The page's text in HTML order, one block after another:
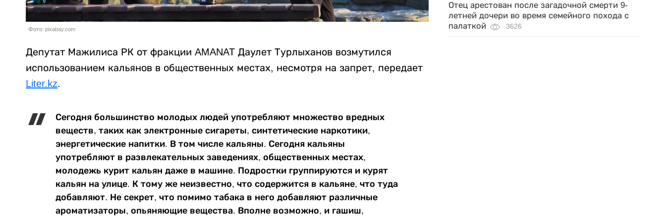
Фото: pixabay.com
Депутат Мажилиса РК от фракции AMANAT Даулет Турлыханов возмутился
использованием кальянов в общественных местах, несмотря на запрет, передает
Liter.kz.
Сегодня большинство молодых людей употребляют множество вредных
веществ, таких как электронные сигареты, синтетические наркотики,
энергетические напитки. В том числе кальяны. Сегодня кальяны
употребляют в развлекательных заведениях, общественных местах,
молодежь курит кальян даже в машине. Подростки группируются и курят
кальян на улице. К тому же неизвестно, что содержится в кальяне, что туда
добавляют. Не секрет, что помимо табака в него добавляют различные
ароматизаторы, опьяняющие вещества. Вполне возможно, и гашиш,
Отец арестован после загадочной смерти 9-
летней дочери во время семейного похода с
палаткой
3626